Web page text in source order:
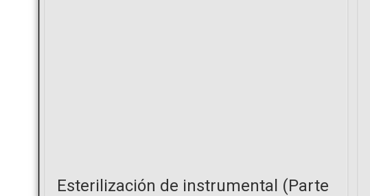
Esterilización de instrumental (Parte